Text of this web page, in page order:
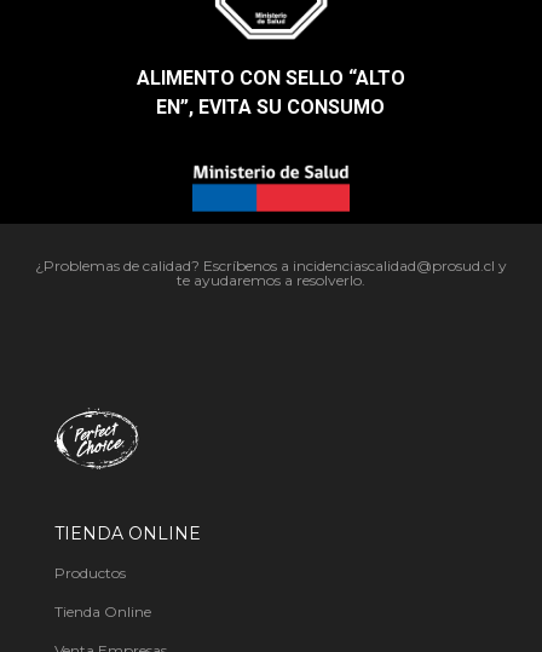
ALIMENTO CON SELLO “ALTO
EN”, EVITA SU CONSUMO​
¿Problemas de calidad? Escríbenos a incidenciascalidad@prosud.cl y
te ayudaremos a resolverlo.
TIENDA ONLINE
Productos
Tienda Online